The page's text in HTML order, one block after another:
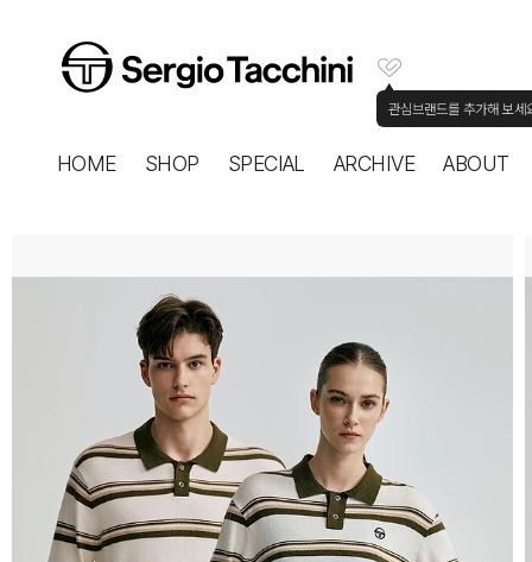
관심브랜드를 추가해 보세
HOME SHOP SPECIAL ARCHIVE ABOUT